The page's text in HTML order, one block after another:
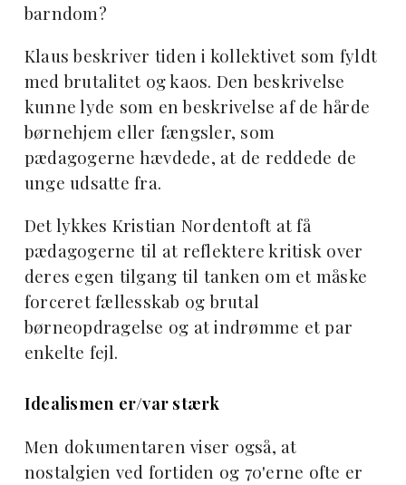
barndom?
Klaus beskriver tiden i kollektivet som fyldt
med brutalitet og kaos. Den beskrivelse
kunne lyde som en beskrivelse af de hårde
børnehjem eller fængsler, som
pædagogerne hævdede, at de reddede de
unge udsatte fra.
Det lykkes Kristian Nordentoft at få
pædagogerne til at reflektere kritisk over
deres egen tilgang til tanken om et måske
forceret fællesskab og brutal
børneopdragelse og at indrømme et par
enkelte fejl.
Idealismen er/var stærk
Men dokumentaren viser også, at
nostalgien ved fortiden og 70'erne ofte er